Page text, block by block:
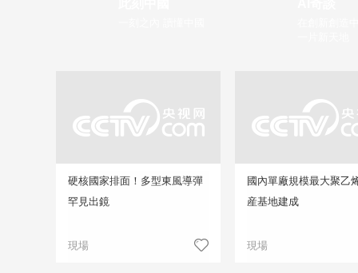
硬核國家排面！多型東風導彈
罕見出鏡
現場
國內單廠規模最大聚乙
産基地建成
現場